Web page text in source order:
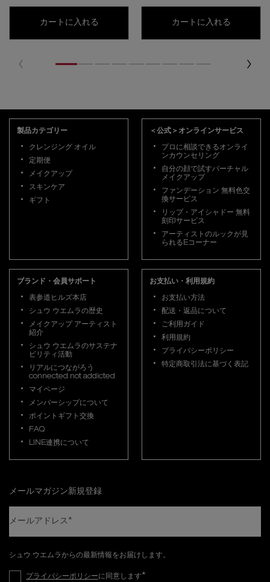
カートに入れる アルティム8∞ スブリム ビューティ クレン
カートに入れる
製品カテゴリー
クレンジング オイル
定期便
メイクアップ
スキンケア
ギフト
＜公式＞オンラインサービス
プロに相談できるオンライ
ンカウンセリング
自分の顔で試すバーチャル
メイクアップ
ファンデーション 無料色交
換サービス
リップ・アイシャドー 無料
刻印サービス
アーティストのルックが見
られるEコーナー
ブランド・会員サポート
表参道ヒルズ本店
シュウ ウエムラの歴史
メイクアップ アーティスト
紹介
シュウ ウエムラのサステナ
ビリティ活動
リアルにつながろう
connected not addicted
マイページ
メンバーシップについて
ポイントギフト交換
FAQ
LINE連携について
お支払い・利用規約
お支払い方法
配送・返品について
ご利用ガイド
利用規約
プライバシーポリシー
特定商取引法に基づく表記
メールマガジン新規登録
メールアドレス *
シュウ ウエムラからの最新情報をお届けします。
プライバシーポリシーに同意します*